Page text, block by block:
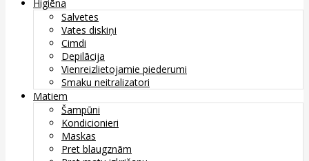
Higiēna
Salvetes
Vates diskiņi
Cimdi
Depilācija
Vienreizlietojamie piederumi
Smaku neitralizatori
Matiem
Šampūni
Kondicionieri
Maskas
Pret blaugznām